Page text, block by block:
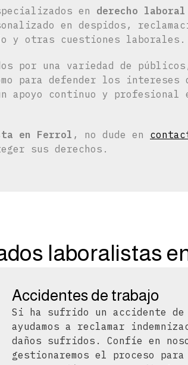
en derecho
en despidos,
y otras cuestiones laborales.
por una variedad de
para defender los intereses
apoyo continuo y profesional
en Ferrol , no dude en
sus derechos.
laboralistas
Accidentes de trabajo
Si ha sufrido un accidente
ayudamos a reclamar
daños sufridos. Confíe en
gestionaremos el proceso